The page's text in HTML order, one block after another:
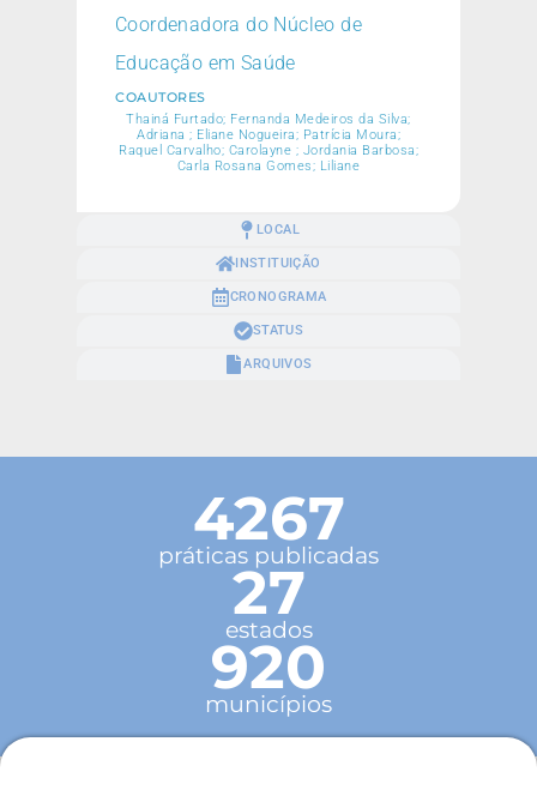
LOCAL
INSTITUIÇÃO
CRONOGRAMA
STATUS
ARQUIVOS
Coordenadora do Núcleo de
Educação em Saúde
COAUTORES
Thainá Furtado; Fernanda Medeiros da Silva;
Adriana ; Eliane Nogueira; Patrícia Moura;
Raquel Carvalho; Carolayne ; Jordania Barbosa;
Carla Rosana Gomes; Liliane
4267
práticas publicadas
27
estados
920
municípios